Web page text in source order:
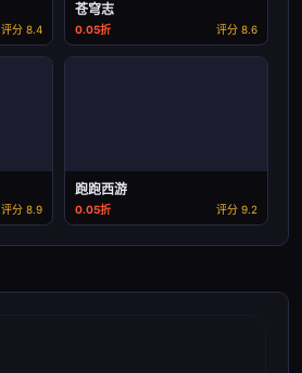
评分 8.4
苍穹志
0.05折 评分 8.6
评分 8.9
跑跑西游
0.05折 评分 9.2